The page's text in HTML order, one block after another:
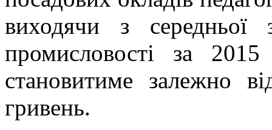
виходячи з середньої
промисловості за
становитиме залежно
гривень.